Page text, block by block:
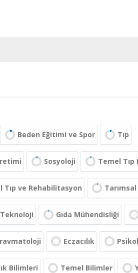
Beden Eğitimi ve Spor Tıp
Sosyoloji Temel Tıp
Tıp ve Rehabilitasyon
Gıda Mühendisliği
Eczacılık
Bilimleri Temel Bilimler